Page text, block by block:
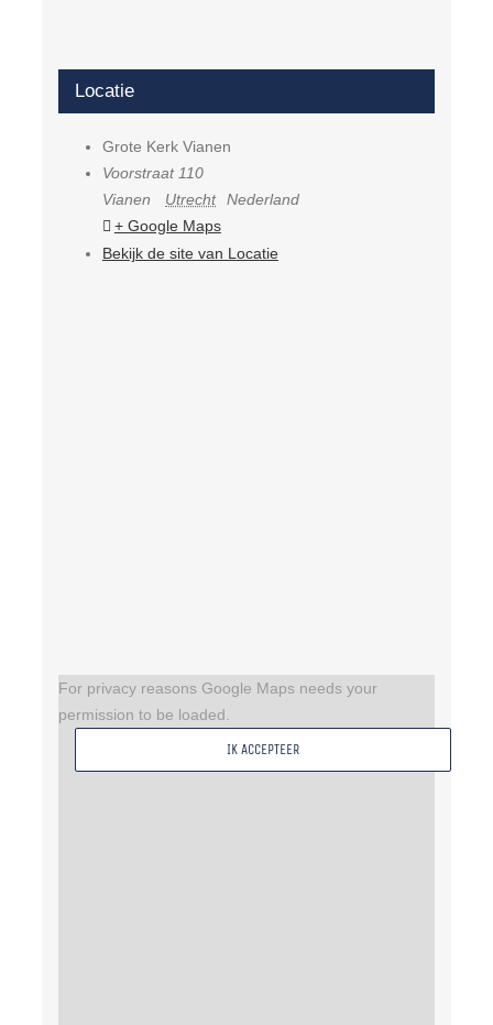
Locatie
Grote Kerk Vianen
Voorstraat 110
Vianen
Utrecht Nederland
+ Google Maps
Bekijk de site van Locatie
For privacy reasons Google Maps needs your
permission to be loaded.
IK ACCEPTEER